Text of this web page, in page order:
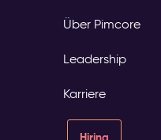
Über Pimcore
Leadership
Karriere